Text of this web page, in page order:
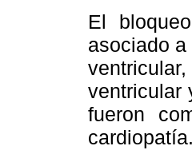
El
asociado
ventricular
fueron